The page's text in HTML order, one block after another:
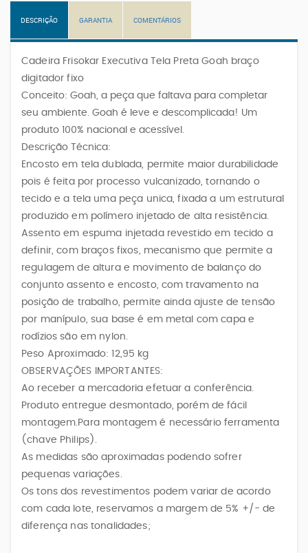
DESCRIÇÃO GARANTIA COMENTÁRIOS
Cadeira Frisokar Executiva Tela Preta Goah braço
digitador fixo
Conceito: Goah, a peça que faltava para completar
seu ambiente. Goah é leve e descomplicada! Um
produto 100% nacional e acessível.
Descrição Técnica:
Encosto em tela dublada, permite maior durabilidade
pois é feita por processo vulcanizado, tornando o
tecido e a tela uma peça unica, fixada a um estrutural
produzido em polímero injetado de alta resistência.
Assento em espuma injetada revestido em tecido a
definir, com braços fixos, mecanismo que permite a
regulagem de altura e movimento de balanço do
conjunto assento e encosto, com travamento na
posição de trabalho, permite ainda ajuste de tensão
por manípulo, sua base é em metal com capa e
rodízios são em nylon.
Peso Aproximado: 12,95 kg
OBSERVAÇÕES IMPORTANTES:
Ao receber a mercadoria efetuar a conferência.
Produto entregue desmontado, porém de fácil
montagem.Para montagem é necessário ferramenta
(chave Philips).
As medidas são aproximadas podendo sofrer
pequenas variações.
Os tons dos revestimentos podem variar de acordo
com cada lote, reservamos a margem de 5% +/- de
diferença nas tonalidades;